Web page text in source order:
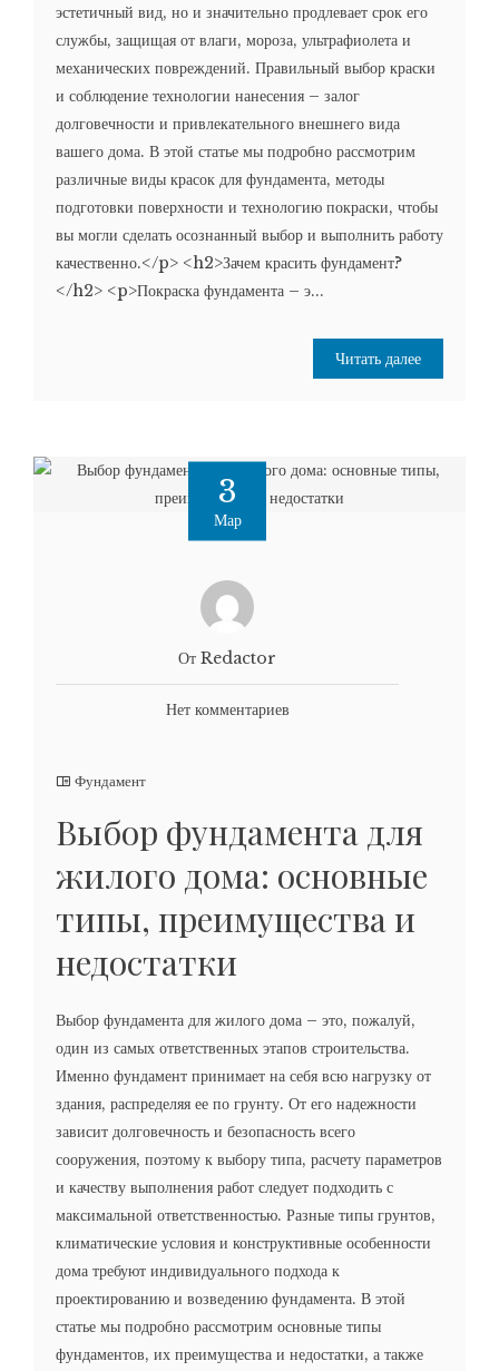
эстетичный вид, но и значительно продлевает срок его
службы, защищая от влаги, мороза, ультрафиолета и
механических повреждений. Правильный выбор краски
и соблюдение технологии нанесения – залог
долговечности и привлекательного внешнего вида
вашего дома. В этой статье мы подробно рассмотрим
различные виды красок для фундамента, методы
подготовки поверхности и технологию покраски, чтобы
вы могли сделать осознанный выбор и выполнить работу
качественно.</p> <h2>Зачем красить фундамент?
</h2> <p>Покраска фундамента – э...
Читать далее
3
Мар
От Redactor
Нет комментариев
Фундамент
Выбор фундамента для
жилого дома: основные
типы, преимущества и
недостатки
Выбор фундамента для жилого дома – это, пожалуй,
один из самых ответственных этапов строительства.
Именно фундамент принимает на себя всю нагрузку от
здания, распределяя ее по грунту. От его надежности
зависит долговечность и безопасность всего
сооружения, поэтому к выбору типа, расчету параметров
и качеству выполнения работ следует подходить с
максимальной ответственностью. Разные типы грунтов,
климатические условия и конструктивные особенности
дома требуют индивидуального подхода к
проектированию и возведению фундамента. В этой
статье мы подробно рассмотрим основные типы
фундаментов, их преимущества и недостатки, а также